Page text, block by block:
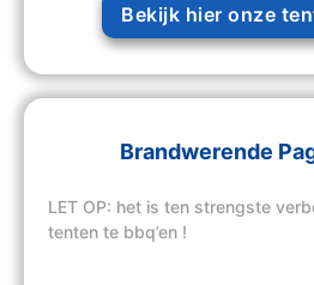
Bekijk hier onze
Brandwerende
LET OP: het is ten strengste
tenten te bbq’en !